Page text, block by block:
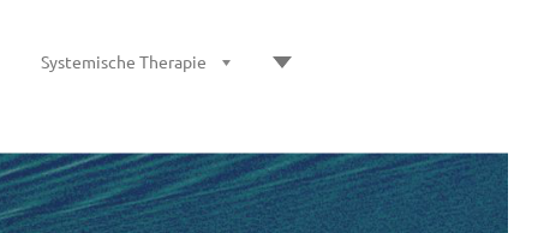
Systemische Therapie